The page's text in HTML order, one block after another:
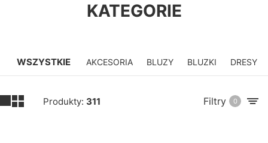
KATEGORIE
WSZYSTKIE AKCESORIA BLUZY BLUZKI DRESY
Produkty: 311 Filtry 0